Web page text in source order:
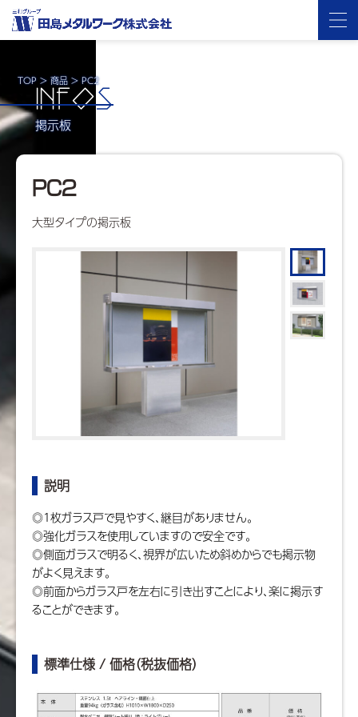
TOP >商品 >PC2
INFOS
掲示板
PC2
大型タイプの掲示板
説明
◎1枚ガラス戸で見やすく、継目がありません。
◎強化ガラスを使用していますので安全です。
◎側面ガラスで明るく、視界が広いため斜めからでも掲示物
がよく見えます。
◎前面からガラス戸を左右に引き出すことにより、楽に掲示す
ることができます。
標準仕様 / 価格（税抜価格）